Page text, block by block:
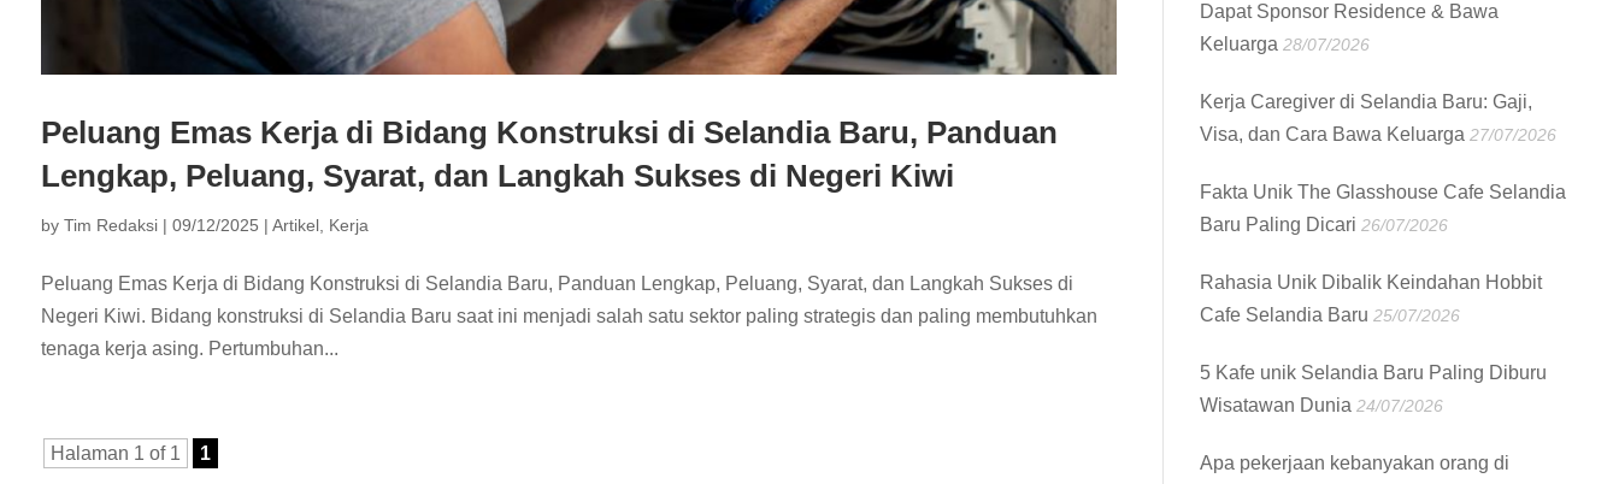
Peluang Emas Kerja di Bidang Konstruksi di Selandia Baru, Panduan
Lengkap, Peluang, Syarat, dan Langkah Sukses di Negeri Kiwi
by Tim Redaksi| 09/12/2025 | Artikel, Kerja
Peluang Emas Kerja di Bidang Konstruksi di Selandia Baru, Panduan Lengkap, Peluang, Syarat, dan Langkah Sukses di
Negeri Kiwi. Bidang konstruksi di Selandia Baru saat ini menjadi salah satu sektor paling strategis dan paling membutuhkan
tenaga kerja asing. Pertumbuhan...
Halaman 1 of 1 1
Dapat Sponsor Residence & Bawa
Keluarga 28/07/2026
Kerja Caregiver di Selandia Baru: Gaji,
Visa, dan Cara Bawa Keluarga 27/07/2026
Fakta Unik The Glasshouse Cafe Selandia
Baru Paling Dicari 26/07/2026
Rahasia Unik Dibalik Keindahan Hobbit
Cafe Selandia Baru 25/07/2026
5 Kafe unik Selandia Baru Paling Diburu
Wisatawan Dunia 24/07/2026
Apa pekerjaan kebanyakan orang di